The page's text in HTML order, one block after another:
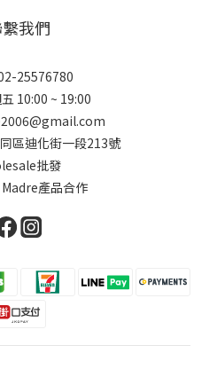
我們
25576780
10:00 ~ 19:00
區迪化街一段213號
批發
產品合作